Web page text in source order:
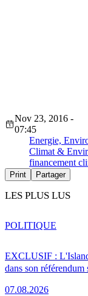
Nov 23, 2016 -
07:45
Energie,
Climat &
financement
Print Partager
LES PLUS LUS
EXCLUSIF :
dans son référendum
07.08.2026
POLITIQUE